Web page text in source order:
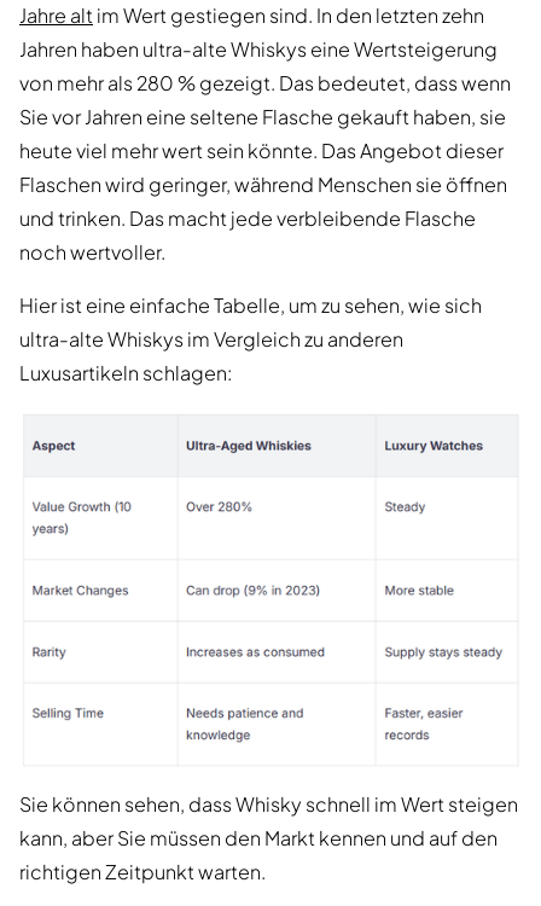
Jahre alt im Wert gestiegen sind. In den letzten zehn
Jahren haben ultra-alte Whiskys eine Wertsteigerung
von mehr als 280 % gezeigt. Das bedeutet, dass wenn
Sie vor Jahren eine seltene Flasche gekauft haben, sie
heute viel mehr wert sein könnte. Das Angebot dieser
Flaschen wird geringer, während Menschen sie öffnen
und trinken. Das macht jede verbleibende Flasche
noch wertvoller.
Hier ist eine einfache Tabelle, um zu sehen, wie sich
ultra-alte Whiskys im Vergleich zu anderen
Luxusartikeln schlagen:
Sie können sehen, dass Whisky schnell im Wert steigen
kann, aber Sie müssen den Markt kennen und auf den
richtigen Zeitpunkt warten.